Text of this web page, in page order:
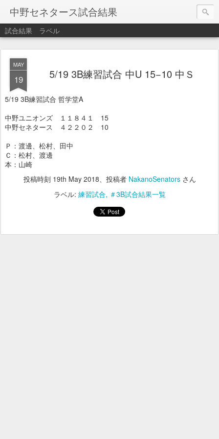
中野セネタース試合結果
試合結果 ラベル
MAY
19 5/19 3B練習試合 中U 15−10 中Ｓ
5/19 3B練習試合 哲学堂A
中野ユニオンズ １１８４１ 15
中野セネタース ４２２０２ 10
Ｐ：渡邊、松村、田中
Ｃ：松村、渡邊
本：山崎
投稿時刻 19th May 2018、投稿者 NakanoSenatorsさん
ラベル: 練習試合 ＃3B試合結果一覧